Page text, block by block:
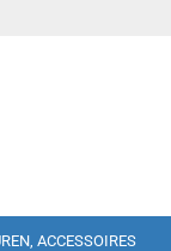
ACCESSOIRES